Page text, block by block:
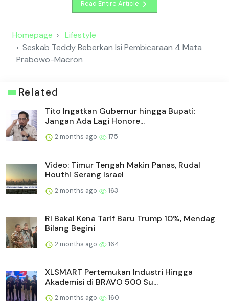
Read Entire Article
Homepage
Lifestyle
Seskab Teddy Beberkan Isi Pembicaraan 4 Mata
Prabowo-Macron
Related
Tito Ingatkan Gubernur hingga Bupati:
Jangan Ada Lagi Honore...
2 months ago 175
Video: Timur Tengah Makin Panas, Rudal
Houthi Serang Israel
2 months ago 163
RI Bakal Kena Tarif Baru Trump 10%, Mendag
Bilang Begini
2 months ago 164
XLSMART Pertemukan Industri Hingga
Akademisi di BRAVO 500 Su...
2 months ago 160